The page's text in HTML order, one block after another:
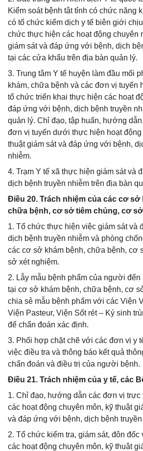
Kiểm soát bệnh tật tỉnh có chức năng
có tổ chức kiểm dịch y tế biên giới
chức thực hiện các hoạt động chuyên
giám sát và đáp ứng với bệnh, dịch
tại các cửa khẩu trên địa bàn quản lý.
3. Trung tâm Y tế huyện làm đầu mối
khám, chữa bệnh và các đơn vị tuyến
tổ chức triển khai thực hiện các hoạt
đáp ứng với bệnh, dịch bệnh truyền
quản lý. Chỉ đạo, tập huấn, hướng
đơn vị tuyến dưới thực hiện hoạt động
thuật giám sát và đáp ứng với bệnh,
nhiễm.
4. Trạm Y tế xã thực hiện giám sát và
dịch bệnh truyền nhiễm trên địa bàn
Điều 20. Trách nhiệm của các cơ sở
chữa bệnh, cơ sở tiêm chủng, cơ
1. Tổ chức thực hiện việc giám sát và
dịch bệnh truyền nhiễm và phòng
các cơ sở khám bệnh, chữa bệnh, cơ
sở xét nghiệm.
2. Lẫy mẫu bệnh phẩm của người đến
tại cơ sở khám bệnh, chữa bệnh, cơ
chia sẻ mẫu bệnh phẩm với các Viện
Viện Pasteur, Viện Sốt rét – Ký sinh
để chẩn đoán xác định.
3. Phối hợp chặt chẽ với các đơn vị y
việc điều tra và thông báo kết quả
chẩn đoán và điều trị của người bệnh.
Điều 21. Trách nhiệm của y tế, các
1. Chỉ đạo, hướng dẫn các đơn vị trực
các hoạt động chuyên môn, kỹ thuật
và đáp ứng với bệnh, dịch bệnh
2. Tổ chức kiểm tra, giám sát, đôn đốc
các hoạt động chuyên môn, kỹ thuật